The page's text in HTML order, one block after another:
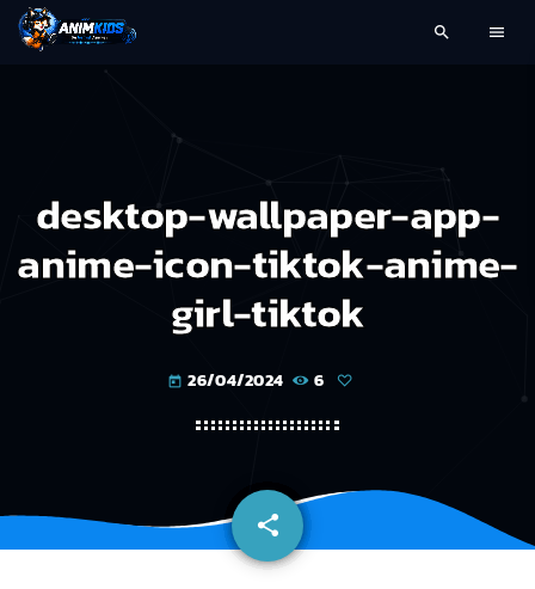
search menu
desktop-wallpaper-app-
anime-icon-tiktok-anime-
girl-tiktok
today 26/04/2024 6
share
email